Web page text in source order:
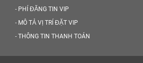
- PHÍ ĐĂNG TIN VIP
- MÔ TẢ VỊ TRÍ ĐẶT VIP
- THÔNG TIN THANH TOÁN